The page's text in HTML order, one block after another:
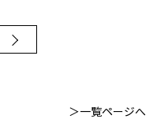
＞一覧ページへ